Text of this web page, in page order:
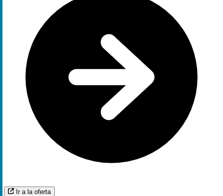
Ir a la oferta